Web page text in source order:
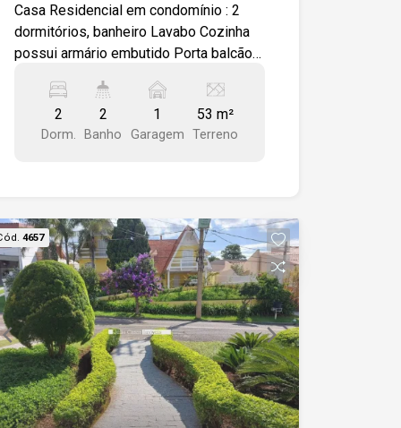
Casa Residencial em condomínio : 2
dormitórios, banheiro Lavabo Cozinha
possui armário embutido Porta balcão
Dormitórios com armários modulados,
sendo um dormitório com sacada.
Imóvel em piso Porcelanato
2
Dorm.
2
Banho
1
Garagem
53 m²
Terreno
4657